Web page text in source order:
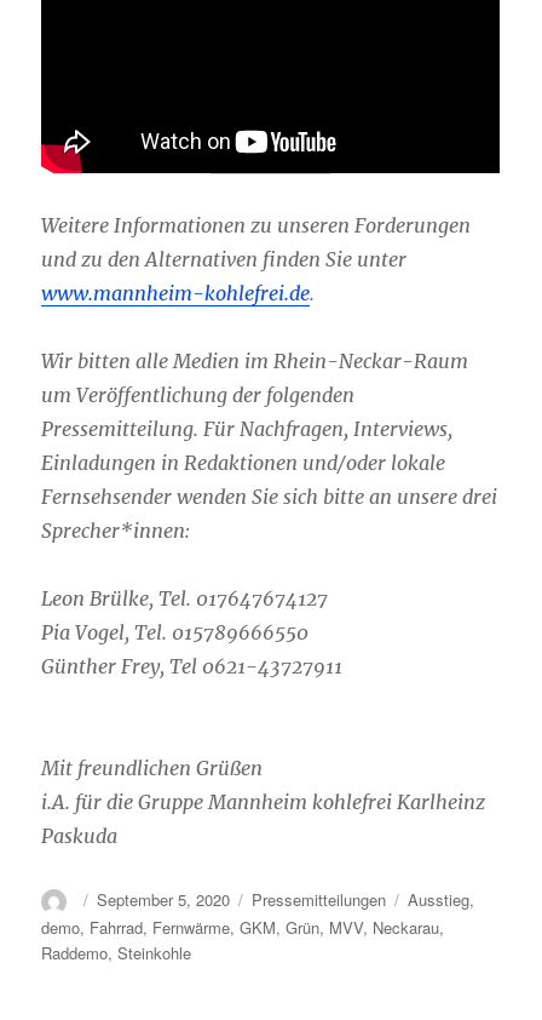
Weitere Informationen zu unseren Forderungen
und zu den Alternativen finden Sie unter
www.mannheim-kohlefrei.de.
Wir bitten alle Medien im Rhein-Neckar-Raum
um Veröffentlichung der folgenden
Pressemitteilung. Für Nachfragen, Interviews,
Einladungen in Redaktionen und/oder lokale
Fernsehsender wenden Sie sich bitte an unsere drei
Sprecher*innen:
Leon Brülke, Tel. 017647674127
Pia Vogel, Tel. 015789666550
Günther Frey, Tel 0621-43727911
Mit freundlichen Grüßen
i.A. für die Gruppe Mannheim kohlefrei Karlheinz
Paskuda
AutorVeröffentlicht
am
September 5, 2020 Kategorien
Pressemitteilungen Schlagwörter
Ausstieg,
demo, Fahrrad, Fernwärme,GKM,Grün, MVV, Neckarau,
Raddemo,Steinkohle